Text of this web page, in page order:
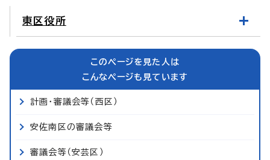
東区役所
このページを見た人は
こんなページも見ています
計画・審議会等（西区）
安佐南区の審議会等
審議会等（安芸区）